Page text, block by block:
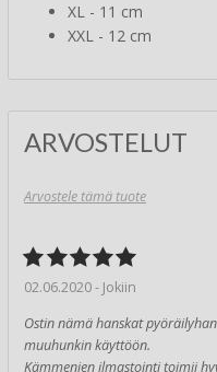
XL - 11 cm
XXL - 12 cm
ARVOSTELUT
Arvostele tämä tuote
02.06.2020 - Jokiin
Ostin nämä hanskat
muuhunkin käyttöön.
Kämmenien ilmastointi toimii